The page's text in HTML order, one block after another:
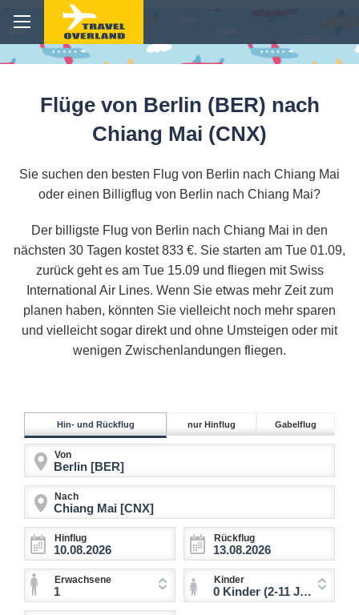
Flüge von Berlin (BER) nach
Chiang Mai (CNX)
Sie suchen den besten Flug von Berlin nach Chiang Mai
oder einen Billigflug von Berlin nach Chiang Mai?
Der billigste Flug von Berlin nach Chiang Mai in den
nächsten 30 Tagen kostet 833 €. Sie starten am Tue 01.09,
zurück geht es am Tue 15.09 und fliegen mit Swiss
International Air Lines. Wenn Sie etwas mehr Zeit zum
planen haben, könnten Sie vielleicht noch mehr sparen
und vielleicht sogar direkt und ohne Umsteigen oder mit
wenigen Zwischenlandungen fliegen.
Hin- und Rückflug nur Hinflug Gabelflug
Von
Nach
Hinflug Rückflug
Erwachsene
1
Kinder
0 Kinder (2-11 Jahre)